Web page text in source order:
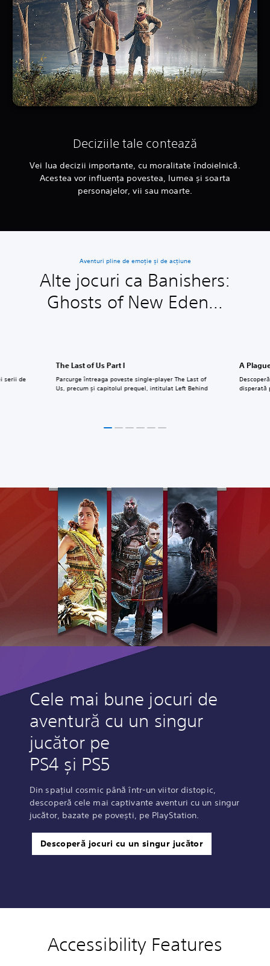
Deciziile tale contează
Vei lua decizii importante, cu moralitate îndoielnică.
Acestea vor influența povestea, lumea și soarta
personajelor, vii sau moarte.
Aventuri pline de emoție și de acțiune
Alte jocuri ca Banishers:
Ghosts of New Eden...
The Last of Us Part I
Parcurge întreaga poveste single-player The Last of
Us, precum și capitolul prequel, intitulat Left Behind
A
disperată
serii de
Cele mai bune jocuri de
aventură cu un singur
jucător pe
PS4 și PS5
Din spațiul cosmic până într-un viitor distopic,
descoperă cele mai captivante aventuri cu un singur
jucător, bazate pe povești, pe PlayStation.
Descoperă jocuri cu un singur jucător
Accessibility Features
V
o
P
l
C
o
A
d